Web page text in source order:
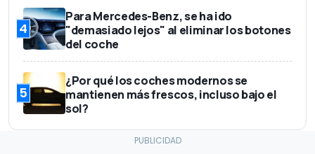
4
Para Mercedes-Benz, se ha ido
"demasiado lejos" al eliminar los botones
del coche
5
¿Por qué los coches modernos se
mantienen más frescos, incluso bajo el
sol?